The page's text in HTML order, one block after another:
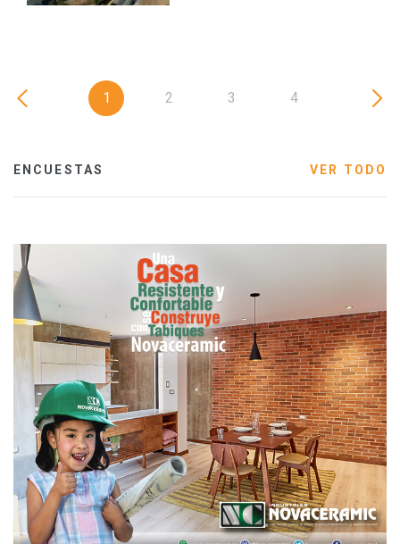
1 2 3 4
ENCUESTAS VER TODO